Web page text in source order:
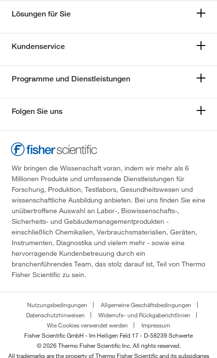
Lösungen für Sie
Kundenservice
Programme und Dienstleistungen
Folgen Sie uns
Wir bringen die Wissenschaft voran, indem wir mehr als 6
Millionen Produkte und umfassende Dienstleistungen für
Forschung, Produktion, Testlabors, Gesundheitswesen und
wissenschaftliche Ausbildung anbieten. Bei uns finden Sie eine
unübertroffene Auswahl an Labor-, Biowissenschafts-,
Sicherheits- und Gebäudemanagementprodukten -
einschließlich Chemikalien, Verbrauchsmaterialien, Geräten,
Instrumenten, Diagnostika und vielem mehr - sowie eine
hervorragende Kundenbetreuung durch ein
branchenführendes Team, das stolz darauf ist, Teil von Thermo
Fisher Scientific zu sein.
Nutzungsbedingungen
Allgemeine Geschäftsbedingungen
Datenschutzhinweisen
Widerrufs- und Rückgaberichtlinien
Wie Cookies verwendet werden
Impressum
Fisher Scientific GmbH - Im Heiligen Feld 17 - D-58239 Schwerte
© 2026 Thermo Fisher Scientific Inc. All rights reserved.
All trademarks are the property of Thermo Fisher Scientific and its subsidiaries